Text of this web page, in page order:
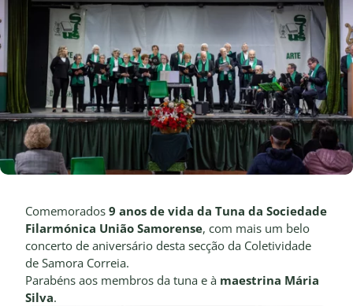
Comemorados9 anos de vida da Tuna daSociedade
Filarmónica União Samorense, com mais um belo
concerto de aniversário desta secção da Coletividade
de Samora Correia.
Parabéns aos membros da tuna e à maestrina Mária
Silva.